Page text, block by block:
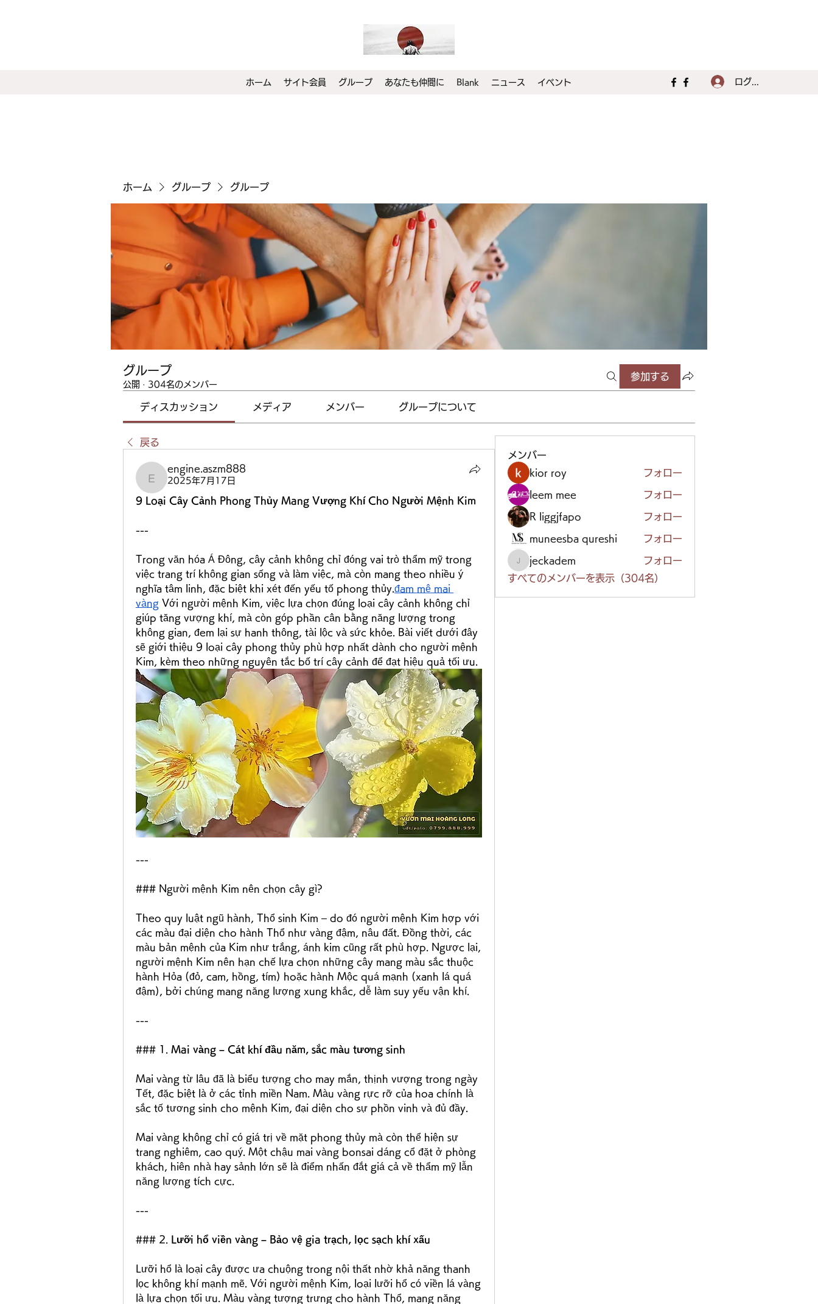
ホーム サイト会員 グループ あなたも仲間に Blank ニュース イベント ログイン
ホーム グループ グループ
グループ
公開 · 304名のメンバー
参加する
ディスカッション メディア メンバー グループについて
戻る
engine.aszm888
engine.aszm888
2025年7月17日
9 Loại Cây Cảnh Phong Thủy Mang Vượng Khí Cho Người Mệnh Kim
---
Trong văn hóa Á Đông, cây cảnh không chỉ đóng vai trò thẩm mỹ trong
việc trang trí không gian sống và làm việc, mà còn mang theo nhiều ý
nghĩa tâm linh, đặc biệt khi xét đến yếu tố phong thủy. đam mê mai
vàng Với người mệnh Kim, việc lựa chọn đúng loại cây cảnh không chỉ
giúp tăng vượng khí, mà còn góp phần cân bằng năng lượng trong
không gian, đem lại sự hanh thông, tài lộc và sức khỏe. Bài viết dưới đây
sẽ giới thiệu 9 loại cây phong thủy phù hợp nhất dành cho người mệnh
Kim, kèm theo những nguyên tắc bố trí cây cảnh để đạt hiệu quả tối ưu.
---
### Người mệnh Kim nên chọn cây gì?
Theo quy luật ngũ hành, Thổ sinh Kim – do đó người mệnh Kim hợp với
các màu đại diện cho hành Thổ như vàng đậm, nâu đất. Đồng thời, các
màu bản mệnh của Kim như trắng, ánh kim cũng rất phù hợp. Ngược lại,
người mệnh Kim nên hạn chế lựa chọn những cây mang màu sắc thuộc
hành Hỏa (đỏ, cam, hồng, tím) hoặc hành Mộc quá mạnh (xanh lá quá
đậm), bởi chúng mang năng lượng xung khắc, dễ làm suy yếu vận khí.
---
### 1. Mai vàng – Cát khí đầu năm, sắc màu tương sinh
Mai vàng từ lâu đã là biểu tượng cho may mắn, thịnh vượng trong ngày
Tết, đặc biệt là ở các tỉnh miền Nam. Màu vàng rực rỡ của hoa chính là
sắc tố tương sinh cho mệnh Kim, đại diện cho sự phồn vinh và đủ đầy.
Mai vàng không chỉ có giá trị về mặt phong thủy mà còn thể hiện sự
trang nghiêm, cao quý. Một chậu mai vàng bonsai dáng cổ đặt ở phòng
khách, hiên nhà hay sảnh lớn sẽ là điểm nhấn đắt giá cả về thẩm mỹ lẫn
năng lượng tích cực.
---
### 2. Lưỡi hổ viền vàng – Bảo vệ gia trạch, lọc sạch khí xấu
Lưỡi hổ là loại cây được ưa chuộng trong nội thất nhờ khả năng thanh
lọc không khí mạnh mẽ. Với người mệnh Kim, loại lưỡi hổ có viền lá vàng
là lựa chọn tối ưu. Màu vàng tượng trưng cho hành Thổ, mang năng
メンバー
kior roy
フォロー
leem mee フォロー
R liggjfapo フォロー
muneesba qureshi フォロー
jeckadem
jeckadem
フォロー
すべてのメンバーを表示（304名）